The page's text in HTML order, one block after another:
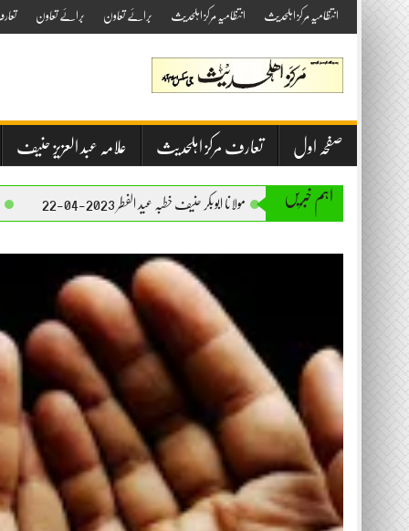
Skip
to
content
انتظامیہ مرکز اہلحدیث انتظامیہ مرکز اہلحدیث برائے تعاون برائے تعاون
صفحہ اول تعارف مرکز اہلحدیث علامہ عبد العزیز حنیف
اہم خبریں
مولانا ابوبکر حنیف خطبہ عید الفطر 2023-04-22 مولانا ابوبکر حنیف